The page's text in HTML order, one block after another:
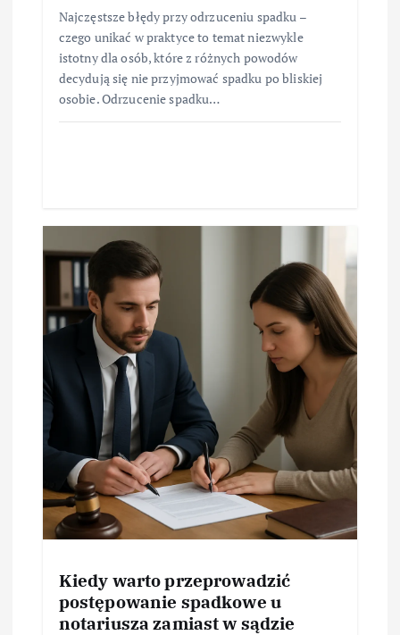
Najczęstsze błędy przy odrzuceniu spadku –
czego unikać w praktyce to temat niezwykle
istotny dla osób, które z różnych powodów
decydują się nie przyjmować spadku po bliskiej
osobie. Odrzucenie spadku…
Kiedy warto przeprowadzić
postępowanie spadkowe u
notariusza zamiast w sądzie